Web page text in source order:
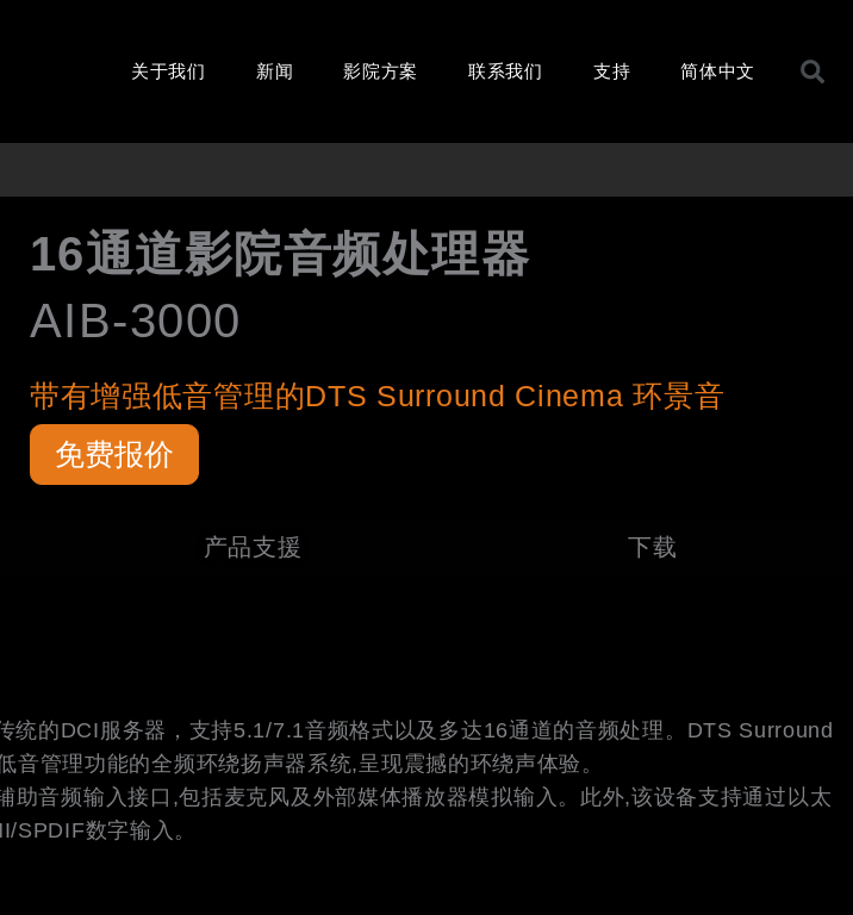
关于我们 新闻 影院方案 联系我们 支持 简体中文
16通道影院音频处理器
AIB-3000
带有增强低音管理的DTS Surround Cinema 环景音
免费报价
产品支援 下载
的DCI服务器，支持5.1/7.1音频格式以及多达16通道的音频处理。DTS Surround
管理功能的全频环绕扬声器系统,呈现震撼的环绕声体验。
音频输入接口,包括麦克风及外部媒体播放器模拟输入。此外,该设备支持通过以太
SPDIF数字输入。